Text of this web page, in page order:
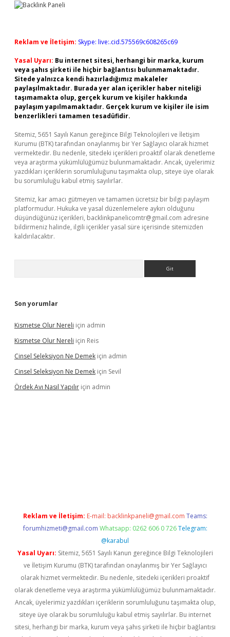
Reklam ve İletişim: Skype: live:.cid.575569c608265c69
Yasal Uyarı: Bu internet sitesi, herhangi bir marka, kurum
veya şahıs şirketi ile hiçbir bağlantısı bulunmamaktadır.
Sitede yalnızca kendi hazırladığımız makaleler
paylaşılmaktadır. Burada yer alan içerikler haber niteliği
taşımamakta olup, gerçek kurum ve kişiler hakkında
paylaşım yapılmamaktadır. Gerçek kurum ve kişiler ile isim
benzerlikleri tamamen tesadüfidir.
Sitemiz, 5651 Sayılı Kanun gereğince Bilgi Teknolojileri ve İletişim
Kurumu (BTK) tarafından onaylanmış bir Yer Sağlayıcı olarak hizmet
vermektedir. Bu nedenle, sitedeki içerikleri proaktif olarak denetleme
veya araştırma yükümlülüğümüz bulunmamaktadır. Ancak, üyelerimiz
yazdıkları içeriklerin sorumluluğunu taşımakta olup, siteye üye olarak
bu sorumluluğu kabul etmiş sayılırlar.
Sitemiz, kar amacı gütmeyen ve tamamen ücretsiz bir bilgi paylaşım
platformudur. Hukuka ve yasal düzenlemelere aykırı olduğunu
düşündüğünüz içerikleri, backlinkpanelicomtr@gmail.com adresine
bildirmeniz halinde, ilgili içerikler yasal süre içerisinde sitemizden
kaldırılacaktır.
Son yorumlar
Kismetse Olur Nereli için admin
Kismetse Olur Nereli için Reis
Cinsel Seleksiyon Ne Demek için admin
Cinsel Seleksiyon Ne Demek için Sevil
Ördek Avı Nasıl Yapılır için admin
Reklam ve İletişim: E-mail: backlinkpaneli@gmail.com Teams:
forumhizmeti@gmail.com Whatsapp: 0262 606 0 726 Telegram:
@karabul
Yasal Uyarı: Sitemiz, 5651 Sayılı Kanun gereğince Bilgi Teknolojileri
ve İletişim Kurumu (BTK) tarafından onaylanmış bir Yer Sağlayıcı
olarak hizmet vermektedir. Bu nedenle, sitedeki içerikleri proaktif
olarak denetleme veya araştırma yükümlülüğümüz bulunmamaktadır.
Ancak, üyelerimiz yazdıkları içeriklerin sorumluluğunu taşımakta olup,
siteye üye olarak bu sorumluluğu kabul etmiş sayılırlar. Bu internet
sitesi, herhangi bir marka, kurum veya şahıs şirketi ile hiçbir bağlantısı